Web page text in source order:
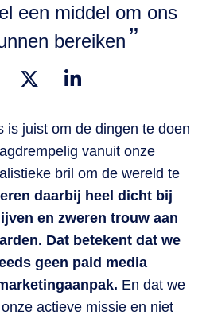
een middel om ons
bereiken
is juist om de dingen te doen
vanuit onze
bril om de wereld te
daarbij heel dicht bij
en zweren trouw aan
Dat betekent dat we
geen paid media
En dat we
actieve missie en niet